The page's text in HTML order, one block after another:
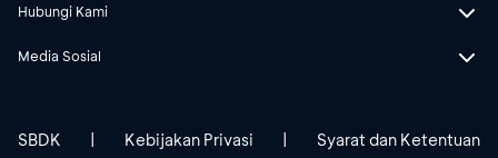
Hubungi Kami
Media Sosial
SBDK | Kebijakan Privasi | Syarat dan Ketentuan